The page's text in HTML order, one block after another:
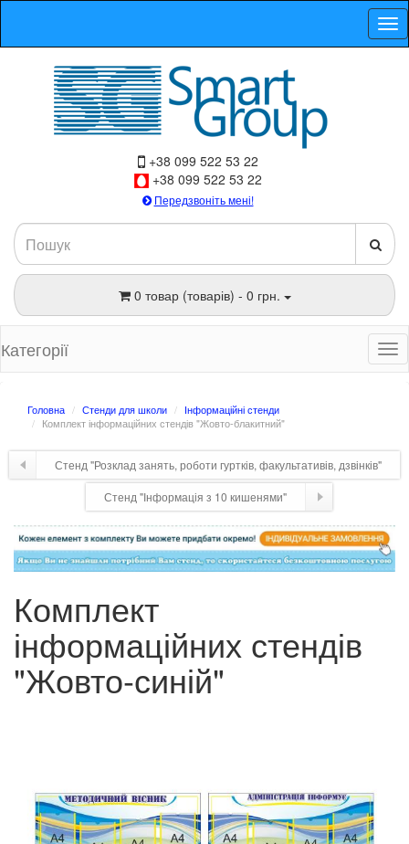
+38 099 522 53 22
+38 099 522 53 22
Передзвоніть мені!
0 товар (товарів) - 0 грн.
Категорії
Головна Стенди для школи
Інформаційні стенди
Комплект інформаційних стендів "Жовто-блакитний"
Стенд "Розклад занять, роботи гуртків, факультативів, дзвінків"
Стенд "Інформація з 10 кишенями"
Комплект
інформаційних стендів
"Жовто-синій"